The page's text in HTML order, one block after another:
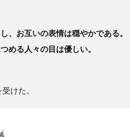
、お互いの表情は穏やかである。
める人々の目は優しい。
けた。